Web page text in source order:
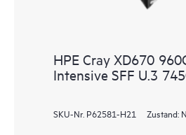
HPE Cray XD670
Intensive SFF U.3
SKU-Nr. P62581-H21 Zustand: